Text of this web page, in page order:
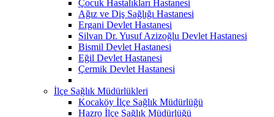
Çocuk Hastalıkları Hastanesi
Ağız ve Diş Sağlığı Hastanesi
Ergani Devlet Hastanesi
Silvan Dr. Yusuf Azizoğlu Devlet Hastanesi
Bismil Devlet Hastanesi
Eğil Devlet Hastanesi
Çermik Devlet Hastanesi
İlçe Sağlık Müdürlükleri
Kocaköy İlçe Sağlık Müdürlüğü
Hazro İlçe Sağlık Müdürlüğü